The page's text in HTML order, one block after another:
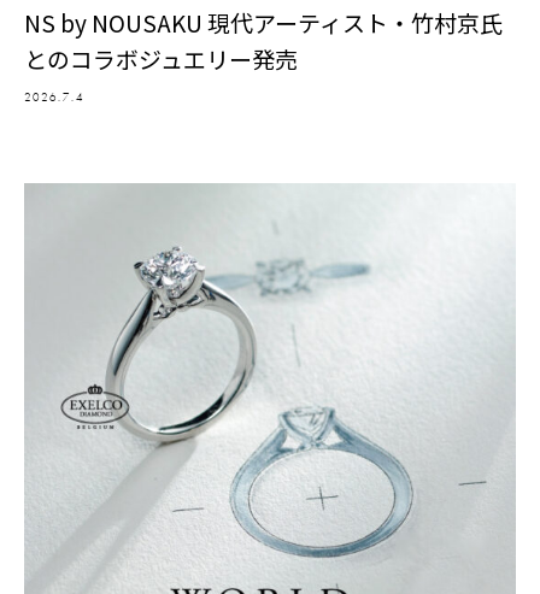
NS by NOUSAKU 現代アーティスト・竹村京氏
とのコラボジュエリー発売
2026.7.4